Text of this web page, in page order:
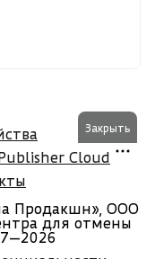
Закрыть
Cloud
Продакшн», ООО
для отмены